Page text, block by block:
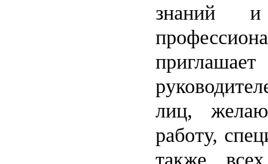
знаний
лиц,
работу,
также